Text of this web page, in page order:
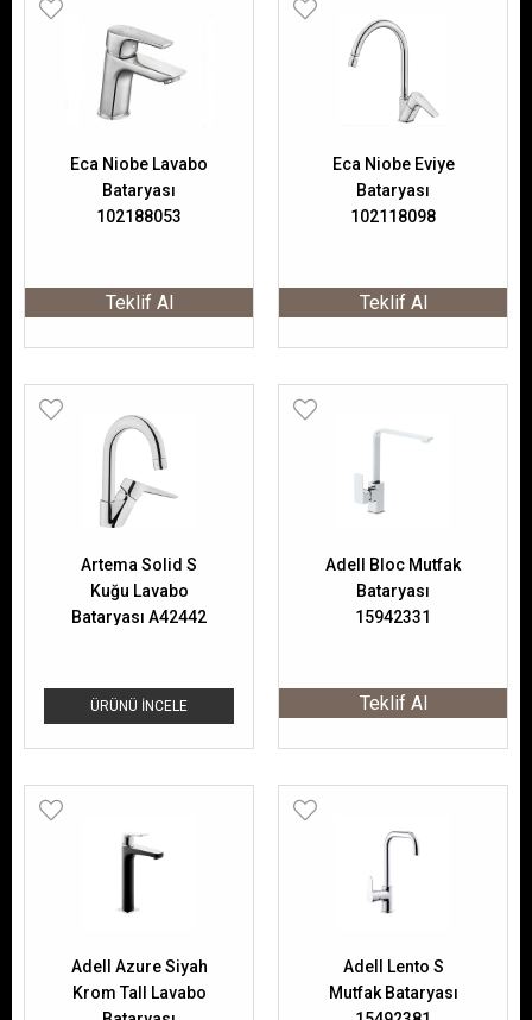
Eca Niobe Lavabo
Bataryası
102188053
Teklif Al
Eca Niobe Eviye
Bataryası
102118098
Teklif Al
ÜRÜNÜ İNCELE
Artema Solid S
Kuğu Lavabo
Bataryası A42442
Adell Bloc Mutfak
Bataryası
15942331
Teklif Al
Adell Azure Siyah
Krom Tall Lavabo
Adell Lento S
Mutfak Bataryası